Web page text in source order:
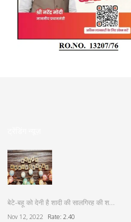
बेटे-बहू को देनी है शादी की सालगिरह की श…
Nov 12, 2022 Rate: 2.40